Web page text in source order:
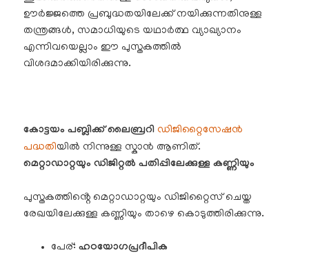
ഊർജ്ജത്തെ പ്രബുദ്ധതയിലേക്ക് നയിക്കുന്നതിനുള്ള
തന്ത്രങ്ങൾ, സമാധിയുടെ യഥാർത്ഥ വ്യാഖ്യാനം
എന്നിവയെല്ലാം ഈ പുസ്തകത്തിൽ
വിശദമാക്കിയിരിക്കുന്നു.
കോട്ടയം പബ്ലിക്ക് ലൈബ്രറി ഡിജിറ്റൈസേഷൻ
പദ്ധതിയിൽ നിന്നുള്ള സ്കാൻ ആണിത്.
മെറ്റാഡാറ്റയും ഡിജിറ്റൽ പതിപ്പിലേക്കുള്ള കണ്ണിയും
പുസ്തകത്തിൻ്റെ മെറ്റാഡാറ്റയും ഡിജിറ്റൈസ് ചെയ്ത
രേഖയിലേക്കുള്ള കണ്ണിയും താഴെ കൊടുത്തിരിക്കുന്നു.
പേര്:ഹഠയോഗപ്രദീപിക